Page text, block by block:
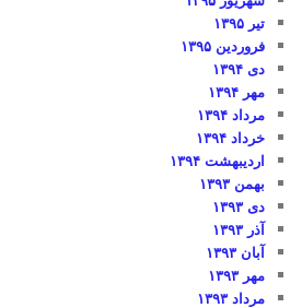
تیر ۱۳۹۵
فروردین ۱۳۹۵
دی ۱۳۹۴
مهر ۱۳۹۴
مرداد ۱۳۹۴
خرداد ۱۳۹۴
اردیبهشت ۱۳۹۴
بهمن ۱۳۹۳
دی ۱۳۹۳
آذر ۱۳۹۳
آبان ۱۳۹۳
مهر ۱۳۹۳
مرداد ۱۳۹۳